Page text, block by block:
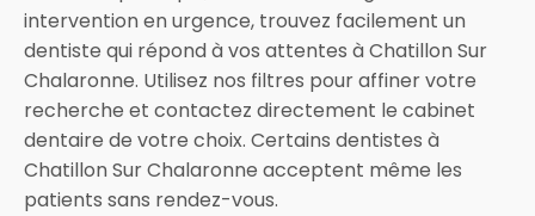
intervention en urgence, trouvez facilement un
dentiste qui répond à vos attentes à Chatillon Sur
Chalaronne. Utilisez nos filtres pour affiner votre
recherche et contactez directement le cabinet
dentaire de votre choix. Certains dentistes à
Chatillon Sur Chalaronne acceptent même les
patients sans rendez-vous.